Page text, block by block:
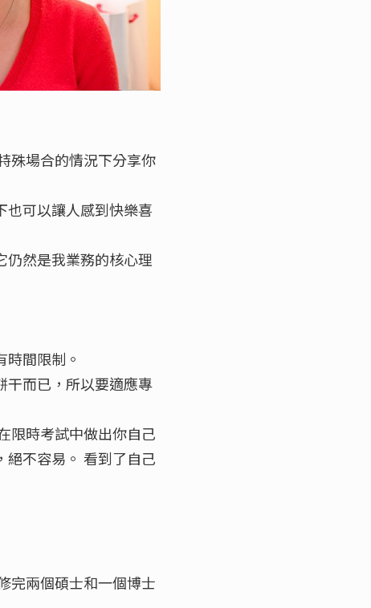
殊場合的情況下分享你
也可以讓人感到快樂喜
仍然是我業務的核心理
間限制。
干而已，所以要適應專
限時考試中做出你自己
不容易。 看到了自己
完兩個碩士和一個博士